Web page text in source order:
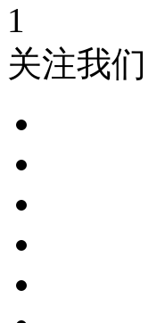
1
关注我们